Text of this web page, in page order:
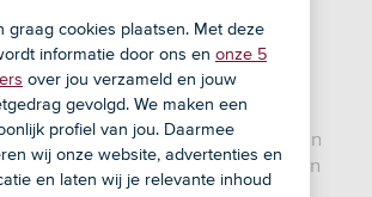
van
of reserveringsruimte op
mag je deze onder voorwaarden
inkomensvoorzieningen aftrekken
werk en woning in box 1 in de
graag cookies plaatsen. Met deze
informatie door ons en onze 5
over jou verzameld en jouw
gevolgd. We maken een
profiel van jou. Daarmee
wij onze website, advertenties en
en laten wij je relevante inhoud